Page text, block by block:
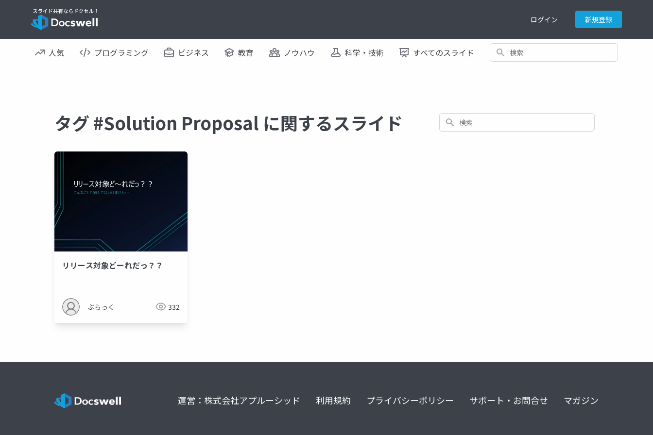
ログイン 新規登録
人気 プログラミング ビジネス 教育 ノウハウ 科学・技術 すべてのスライド 検索
タグ #Solution Proposal に関するスライド 検索
リリース対象どーれだっ？？
ぶらっく 332
運営：株式会社アプルーシッド 利用規約 プライバシーポリシー サポート・お問合せ マガジン